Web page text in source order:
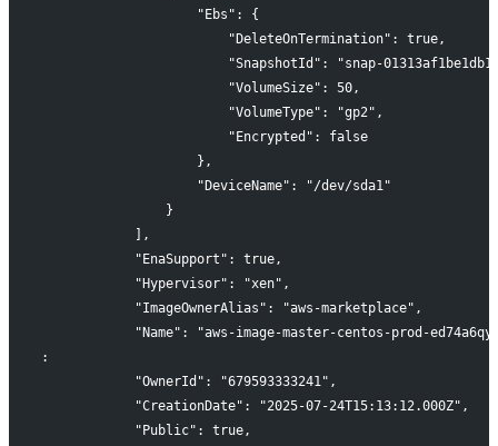
                    "Ebs": {
                        "DeleteOnTermination": true,
"SnapshotId": "snap-
                        "VolumeSize": 50,
                        "VolumeType": "gp2",
                        "Encrypted": false
                    },
                    "DeviceName": "/dev/sda1"
                }
            ],
            "EnaSupport": true,
            "Hypervisor": "xen",
            "ImageOwnerAlias": "aws-marketplace",
"Name": "aws-image-master-centos-prod-
:
            "OwnerId": "679593333241",
            "CreationDate": "2025-07-24T15:13:12.000Z",
            "Public": true,